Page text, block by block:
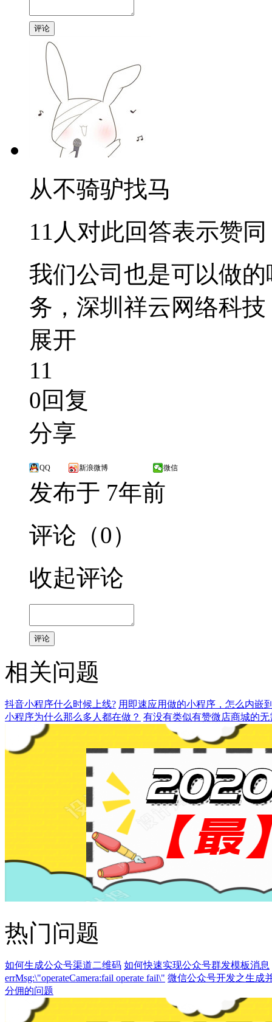
评论
从不骑驴找马
11人对此回答表示赞同
我们公司也是可以做
务，深圳祥云网络科
展开
11
0回复
分享
QQ 新浪微博 微信
发布于 7年前
评论（0）
收起评论
评论
相关问题
抖音小程序什么时候上线? 用即速应用做的小程序，怎么内嵌
小程序为什么那么多人都在做？ 有没有类似有赞微店商城的
热门问题
如何生成公众号渠道二维码 如何快速实现公众号群发模板消息
errMsg:\"operateCamera:fail operate fail\" 微信公众号开发之生成
分佣的问题